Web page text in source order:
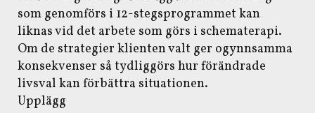
som genomförs i 12-stegsprogrammet kan
liknas vid det arbete som görs i schematerapi.
Om de strategier klienten valt ger ogynnsamma
konsekvenser så tydliggörs hur förändrade
livsval kan förbättra situationen.
Upplägg